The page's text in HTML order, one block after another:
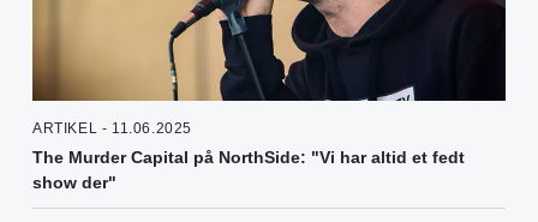
ARTIKEL - 11.06.2025
The Murder Capital på NorthSide: "Vi har altid et fedt
show der"